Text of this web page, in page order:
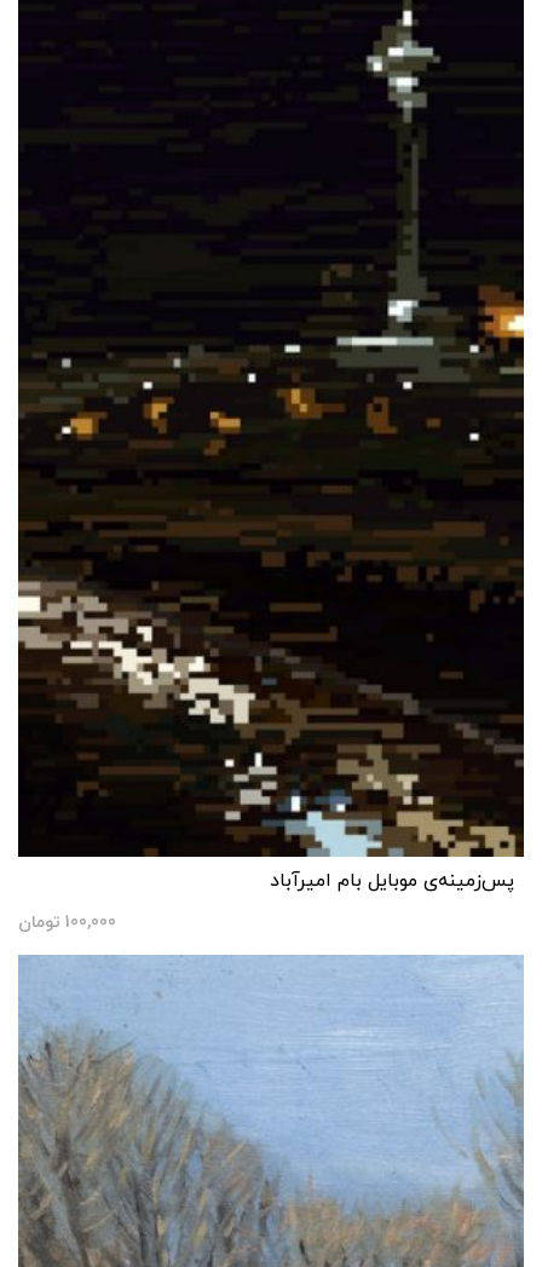
پس‌زمینه‌ی موبایل بام امیرآباد
100,000 تومان